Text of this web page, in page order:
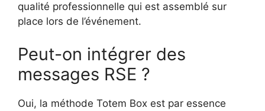
qualité professionnelle qui est assemblé sur
place lors de l’événement.
Peut-on intégrer des
messages RSE ?
Oui, la méthode Totem Box est par essence